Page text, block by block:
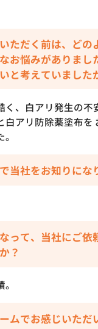
ただく前は、どの
お悩みがありまし
と考えていました
く、白アリ発生の不
白アリ防除薬塗布を
当社をお知りにな
って、当社にご依
？
ムでお感じいただ